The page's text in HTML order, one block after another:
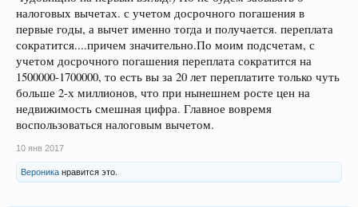
налоговых вычетах. с учетом досрочного погашения в
первые годы, а вычет именно тогда и получается. переплата
сократится....причем значительно.По моим подсчетам, с
учетом досрочного погашения переплата сократится на
1500000-1700000, то есть вы за 20 лет переплатите только чуть
больше 2-х миллионов, что при нынешнем росте цен на
недвижимость смешная цифра. Главное вовремя
воспользоваться налоговым вычетом.
10 янв 2017
Веpоника нравится это.